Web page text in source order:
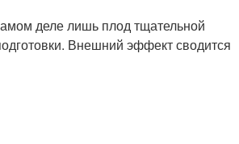
деле лишь плод тщательной
Внешний эффект сводится